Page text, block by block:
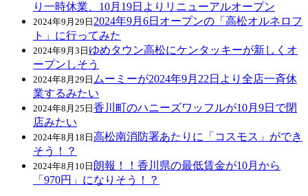
り一時休業、10月19日よりリニューアルオープン
2024年9月29日 2024年9月6日オープンの「高松オルネロフ
ト」に行ってみた
2024年9月3日 ゆめタウン高松にケンタッキーが新しくオ
ープンしそう
2024年8月29日 ムーミーが2024年9月22日より全店一斉休
業するみたい
2024年8月25日 香川町のハニーズワッフルが10月9日で閉
店みたい
2024年8月18日 高松南消防署あたりに「コスモス」ができ
そう！？
2024年8月10日 朗報！！香川県の最低賃金が10月から
「970円」になりそう！？